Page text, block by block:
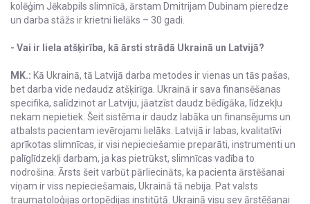
kolēģim Jēkabpils slimnīcā, ārstam Dmitrijam Dubinam pieredze
un darba stāžs ir krietni lielāks – 30 gadi.
- Vai ir liela atšķirība, kā ārsti strādā Ukrainā un Latvijā?
MK.: Kā Ukrainā, tā Latvijā darba metodes ir vienas un tās pašas,
bet darba vide nedaudz atšķirīga. Ukrainā ir sava finansēšanas
specifika, salīdzinot ar Latviju, jāatzīst daudz bēdīgāka, līdzekļu
nekam nepietiek. Šeit sistēma ir daudz labāka un finansējums un
atbalsts pacientam ievērojami lielāks. Latvijā ir labas, kvalitatīvi
aprīkotas slimnīcas, ir visi nepieciešamie preparāti, instrumenti un
palīglīdzekļi darbam, ja kas pietrūkst, slimnīcas vadība to
nodrošina. Ārsts šeit varbūt pārliecināts, ka pacienta ārstēšanai
viņam ir viss nepieciešamais, Ukrainā tā nebija. Pat valsts
traumatoloģijas ortopēdijas institūtā. Ukrainā visu sev ārstēšanai